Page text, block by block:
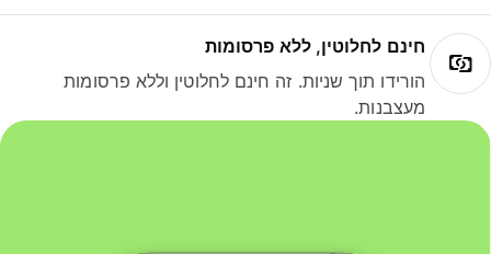
חינם לחלוטין, ללא פרסומות
הורידו תוך שניות. זה חינם לחלוטין וללא פרסומות
מעצבנות.